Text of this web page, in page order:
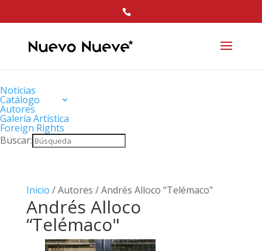
Noticias
Catálogo
Autores
Galería Artística
Foreign Rights
Buscar:
Inicio / Autores / Andrés Alloco “Telémaco"
Andrés Alloco
“Telémaco"